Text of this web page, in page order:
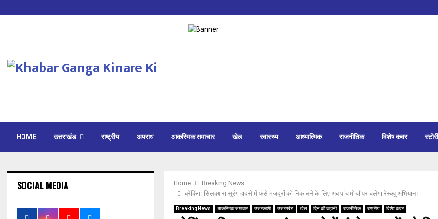
HOME उत्तराखंड राष्ट्रीय अपराध आकस्मिक समाचार खेल स्वास्थ्य आध्यात्मिक राजनीतिक विशेष कवर स्टोरी
Home
Breaking News
ब्रेकिंग:-सिलक्यारा सुरंग हादसे में फंसे मजदूरों को निकालने के लिए अब पांच मोर्चां पर चलेगा रेस्क्यू अभियान।
Breaking News आकस्मिक समाचार उत्तरकाशी उत्तराखंड खेल दिन की कहानी राजनीतिक राष्ट्रीय विशेष कवर
SOCIAL MEDIA